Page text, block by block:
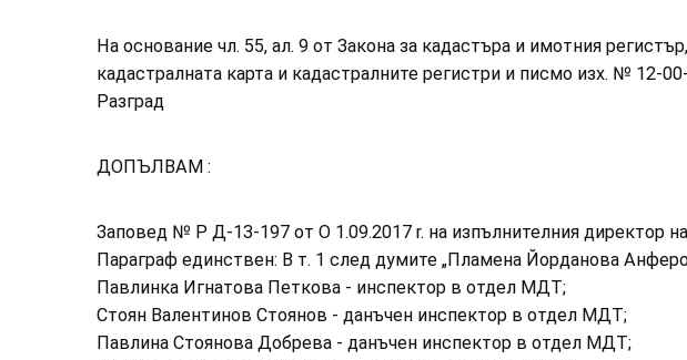
На основание чл. 55, ал. 9 от Закона за кадастъра и имотния
кадастралната карта и кадастралните регистри и писмо изх. № 12-
Разград
ДОПЪЛВАМ :
Заповед № Р Д-13-197 от О 1.09.2017 r. на изпълнителния директор
Параграф единствен: В т. 1 след думите „Пламена Йорданова
Павлинка Игнатова Петкова - инспектор в отдел МДТ;
Стоян Валентинов Стоянов - данъчен инспектор в отдел МДТ;
Павлина Стоянова Добрева - данъчен инспектор в отдел МДТ;